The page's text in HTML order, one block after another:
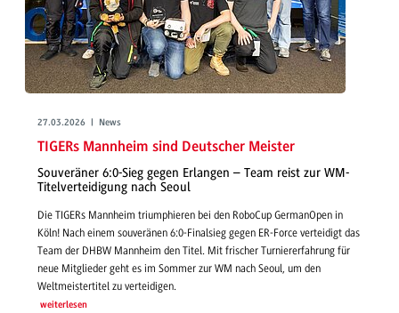
27.03.2026 | News
TIGERs Mannheim sind Deutscher Meister
Souveräner 6:0-Sieg gegen Erlangen – Team reist zur WM-
Titelverteidigung nach Seoul
Die TIGERs Mannheim triumphieren bei den RoboCup GermanOpen in
Köln! Nach einem souveränen 6:0-Finalsieg gegen ER-Force verteidigt das
Team der DHBW Mannheim den Titel. Mit frischer Turniererfahrung für
neue Mitglieder geht es im Sommer zur WM nach Seoul, um den
Weltmeistertitel zu verteidigen.
weiterlesen